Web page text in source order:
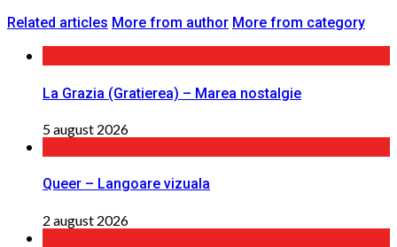
Related articles More from author More from category
La Grazia (Gratierea) – Marea nostalgie
5 august 2026
Queer – Langoare vizuala
2 august 2026